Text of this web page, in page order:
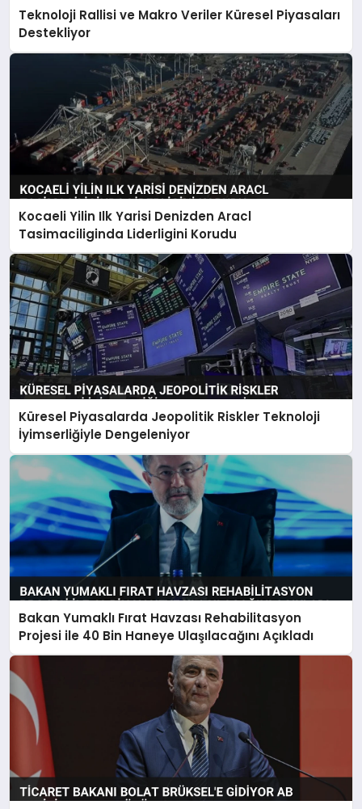
Teknoloji Rallisi ve Makro Veriler Küresel Piyasaları
Destekliyor
Kocaeli Yilin Ilk Yarisi Denizden Aracl
Tasimaciliginda Liderligini Korudu
Küresel Piyasalarda Jeopolitik Riskler Teknoloji
İyimserliğiyle Dengeleniyor
Bakan Yumaklı Fırat Havzası Rehabilitasyon
Projesi ile 40 Bin Haneye Ulaşılacağını Açıkladı